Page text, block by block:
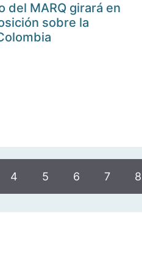
del MARQ girará en
sobre la
4 5 6 7 8